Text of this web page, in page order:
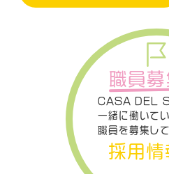
職員
CASA DEL
一緒に働いて
職員を募集し
採用情